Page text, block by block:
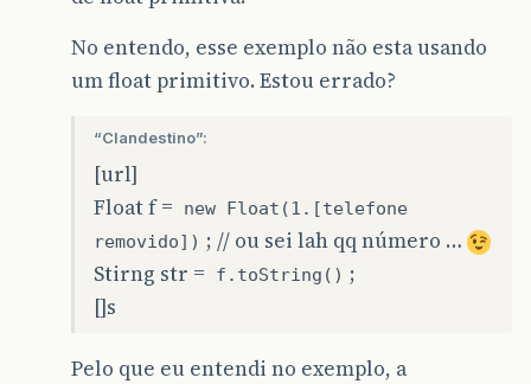
No entendo, esse exemplo não esta usando
um float primitivo. Estou errado?
“Clandestino”:
[url]
Float f =
new Float(1.[telefone
removido]) ; // ou sei lah qq número …
Stirng str =
f.toString() ;
[]s
Pelo que eu entendi no exemplo, a